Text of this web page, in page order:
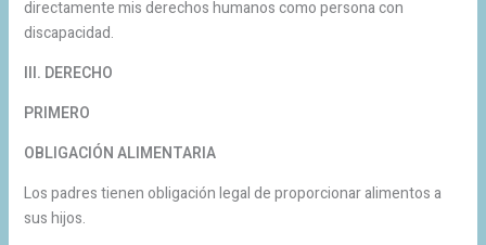
directamente mis derechos humanos como persona con
discapacidad.
III. DERECHO
PRIMERO
OBLIGACIÓN ALIMENTARIA
Los padres tienen obligación legal de proporcionar alimentos a
sus hijos.